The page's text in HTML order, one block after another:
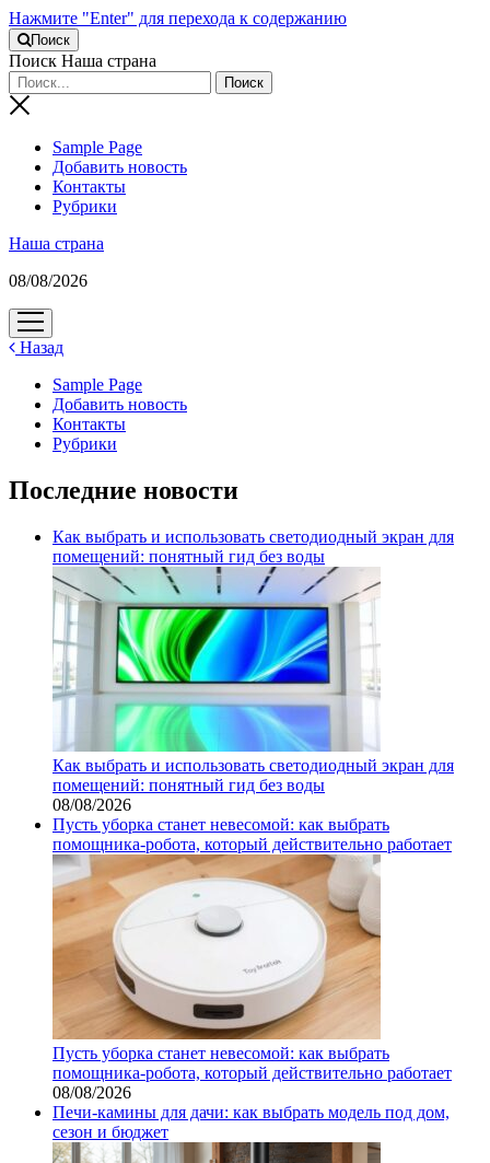
Нажмите "Enter" для перехода к содержанию
Поиск
Поиск Наша страна
Sample Page
Добавить новость
Контакты
Рубрики
Наша страна
08/08/2026
открыть
меню
Назад
Sample Page
Добавить новость
Контакты
Рубрики
Последние новости
Как выбрать и использовать светодиодный экран для
помещений: понятный гид без воды
Как выбрать и использовать светодиодный экран для
помещений: понятный гид без воды
08/08/2026
Пусть уборка станет невесомой: как выбрать
помощника‑робота, который действительно работает
Пусть уборка станет невесомой: как выбрать
помощника‑робота, который действительно работает
08/08/2026
Печи-камины для дачи: как выбрать модель под дом,
сезон и бюджет